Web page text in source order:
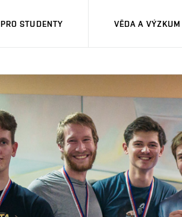
PRO STUDENTY VĚDA A VÝZKUM